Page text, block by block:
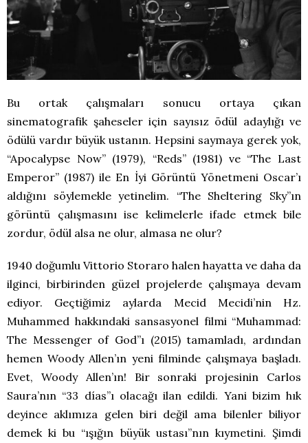
Bu ortak çalışmaları sonucu ortaya çıkan
sinematografik şaheseler için sayısız ödül adaylığı ve
ödülü vardır büyük ustanın. Hepsini saymaya gerek yok,
“Apocalypse Now” (1979), “Reds” (1981) ve “The Last
Emperor” (1987) ile En İyi Görüntü Yönetmeni Oscar’ı
aldığını söylemekle yetinelim. “The Sheltering Sky”ın
görüntü çalışmasını ise kelimelerle ifade etmek bile
zordur, ödül alsa ne olur, almasa ne olur?
1940 doğumlu Vittorio Storaro halen hayatta ve daha da
ilginci, birbirinden güzel projelerde çalışmaya devam
ediyor. Geçtiğimiz aylarda Mecid Mecidi’nin Hz.
Muhammed hakkındaki sansasyonel filmi “Muhammad:
The Messenger of God”ı (2015) tamamladı, ardından
hemen Woody Allen’ın yeni filminde çalışmaya başladı.
Evet, Woody Allen’ın! Bir sonraki projesinin Carlos
Saura’nın “33 días”ı olacağı ilan edildi. Yani bizim hık
deyince aklımıza gelen biri değil ama bilenler biliyor
demek ki bu “ışığın büyük ustası”nın kıymetini. Şimdi